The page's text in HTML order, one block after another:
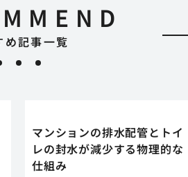
め記事一覧
マンションの排水配管とトイ
レの封水が減少する物理的な
仕組み